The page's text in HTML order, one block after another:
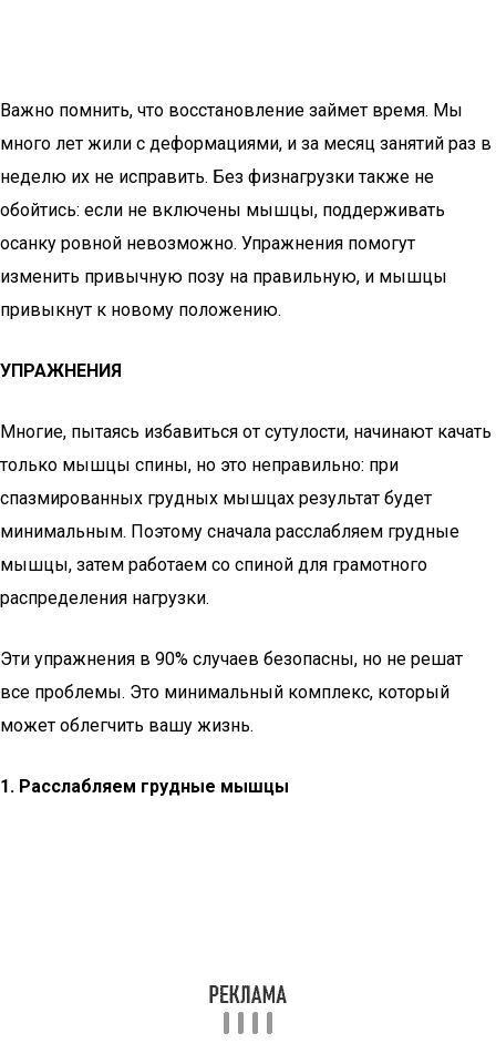
Важно помнить, что восстановление займет время. Мы
много лет жили с деформациями, и за месяц занятий раз в
неделю их не исправить. Без физнагрузки также не
обойтись: если не включены мышцы, поддерживать
осанку ровной невозможно. Упражнения помогут
изменить привычную позу на правильную, и мышцы
привыкнут к новому положению.
УПРАЖНЕНИЯ
Многие, пытаясь избавиться от сутулости, начинают качать
только мышцы спины, но это неправильно: при
спазмированных грудных мышцах результат будет
минимальным. Поэтому сначала расслабляем грудные
мышцы, затем работаем со спиной для грамотного
распределения нагрузки.
Эти упражнения в 90% случаев безопасны, но не решат
все проблемы. Это минимальный комплекс, который
может облегчить вашу жизнь.
1. Расслабляем грудные мышцы